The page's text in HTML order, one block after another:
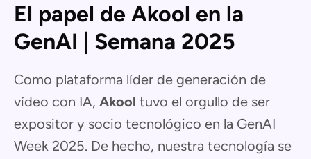
El papel de Akool en la
GenAI | Semana 2025
Como plataforma líder de generación de
vídeo con IA, Akool tuvo el orgullo de ser
expositor y socio tecnológico en la GenAI
Week 2025. De hecho, nuestra tecnología se